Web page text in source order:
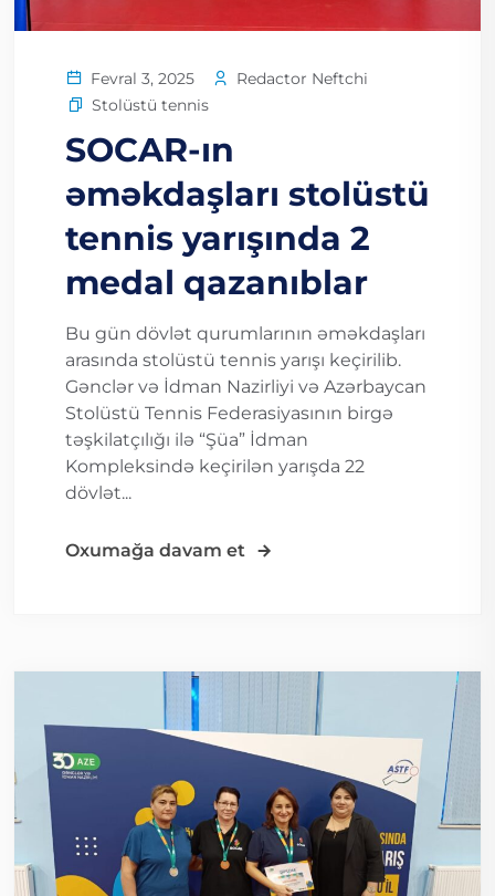
Fevral 3, 2025
Redactor Neftchi
Stolüstü tennis
SOCAR-ın
əməkdaşları stolüstü
tennis yarışında 2
medal qazanıblar
Bu gün dövlət qurumlarının əməkdaşları
arasında stolüstü tennis yarışı keçirilib.
Gənclər və İdman Nazirliyi və Azərbaycan
Stolüstü Tennis Federasiyasının birgə
təşkilatçılığı ilə “Şüa” İdman
Kompleksində keçirilən yarışda 22
dövlət...
Oxumağa davam et